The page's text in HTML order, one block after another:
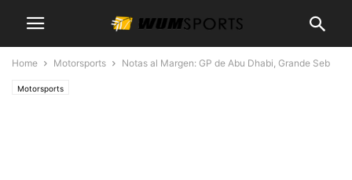
Home Motorsports Notas al Margen: GP de Abu Dhabi, Grande Seb
Motorsports